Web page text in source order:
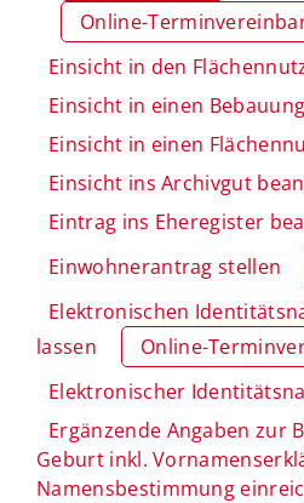
Online-
Einsicht in den
Einsicht in einen
Einsicht in einen
Einsicht ins Archivgut
Eintrag ins Eheregister
Einwohnerantrag stellen
Elektronischen
lassen
Online-
Elektronischer
Ergänzende Angaben zur
Geburt inkl.
Namensbestimmung